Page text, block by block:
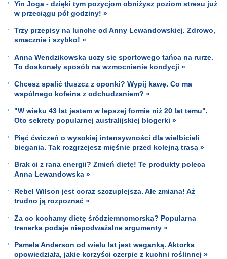
Yin Joga - dzięki tym pozycjom obniżysz poziom stresu już
w przeciągu pół godziny! »
Trzy przepisy na lunche od Anny Lewandowskiej. Zdrowo,
smacznie i szybko! »
Anna Wendzikowska uczy się sportowego tańca na rurze.
To doskonały sposób na wzmocnienie kondycji »
Chcesz spalić tłuszcz z oponki? Wypij kawę. Co ma
wspólnego kofeina z odchudzaniem? »
"W wieku 43 lat jestem w lepszej formie niż 20 lat temu".
Oto sekrety popularnej australijskiej blogerki »
Pięć ćwiczeń o wysokiej intensywności dla wielbicieli
biegania. Tak rozgrzejesz mięśnie przed kolejną trasą »
Brak ci z rana energii? Zmień dietę! Te produkty poleca
Anna Lewandowska »
Rebel Wilson jest coraz szczuplejsza. Ale zmiana! Aż
trudno ją rozpoznać »
Za co kochamy dietę śródziemnomorską? Popularna
trenerka podaje niepodważalne argumenty »
Pamela Anderson od wielu lat jest weganką. Aktorka
opowiedziała, jakie korzyści czerpie z kuchni roślinnej »